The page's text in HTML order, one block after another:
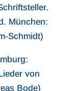
München:
Schmidt)
von
Bode)